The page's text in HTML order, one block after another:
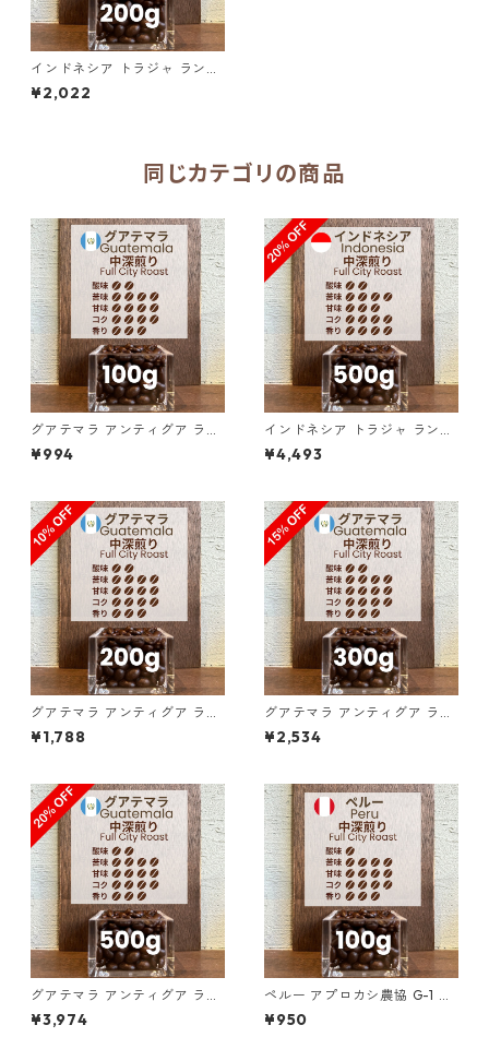
インドネシア トラジャ ランテ
カルア スロトコ農園 200g（1
00g単価の10%OFF）
¥2,022
同じカテゴリの商品
グアテマラ アンティグア ラ
ス・ヌベス農園 レッドブルボ
ン100％ ／100g
¥994
インドネシア トラジャ ランテ
カルア スロトコ農園 500g（1
00g単価の20%OFF）
¥4,493
グアテマラ アンティグア ラ
ス・ヌベス農園 レッドブルボ
ン100％／200g（100g単価
¥1,788
グアテマラ アンティグア ラ
ス・ヌベス農園 レッドブルボ
ン100％／300g（100g単価
¥2,534
グアテマラ アンティグア ラ
ス・ヌベス農園 レッドブルボ
ン100％／500g（100g単価
¥3,974
ペルー アプロカシ農協 G-1 オ
¥950